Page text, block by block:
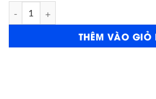
Cửa thép chống cháy P1G1 tay
THÊM VÀO GIỎ